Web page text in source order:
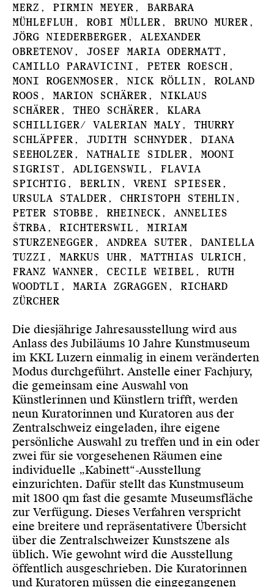
MERZ, PIRMIN MEYER, BARBARA
MÜHLEFLUH, ROBI MÜLLER, BRUNO MURER,
JÖRG NIEDERBERGER, ALEXANDER
OBRETENOV, JOSEF MARIA ODERMATT,
CAMILLO PARAVICINI, PETER ROESCH,
MONI ROGENMOSER, NICK RÖLLIN, ROLAND
ROOS, MARION SCHÄRER, NIKLAUS
SCHÄRER, THEO SCHÄRER, KLARA
SCHILLIGER/ VALERIAN MALY, THURRY
SCHLÄPFER, JUDITH SCHNYDER, DIANA
SEEHOLZER, NATHALIE SIDLER, MOONI
SIGRIST, ADLIGENSWIL, FLAVIA
SPICHTIG, BERLIN, VRENI SPIESER,
URSULA STALDER, CHRISTOPH STEHLIN,
PETER STOBBE, RHEINECK, ANNELIES
ŠTRBA, RICHTERSWIL, MIRIAM
STURZENEGGER, ANDREA SUTER, DANIELLA
TUZZI, MARKUS UHR, MATTHIAS ULRICH,
FRANZ WANNER, CECILE WEIBEL, RUTH
WOODTLI, MARIA ZGRAGGEN, RICHARD
ZÜRCHER
Die diesjährige Jahresausstellung wird aus
Anlass des Jubiläums 10 Jahre Kunstmuseum
im KKL Luzern einmalig in einem veränderten
Modus durchgeführt. Anstelle einer Fachjury,
die gemeinsam eine Auswahl von
Künstlerinnen und Künstlern trifft, werden
neun Kuratorinnen und Kuratoren aus der
Zentralschweiz eingeladen, ihre eigene
persönliche Auswahl zu treffen und in ein oder
zwei für sie vorgesehenen Räumen eine
individuelle „Kabinett“-Ausstellung
einzurichten. Dafür stellt das Kunstmuseum
mit 1800 qm fast die gesamte Museumsfläche
zur Verfügung. Dieses Verfahren verspricht
eine breitere und repräsentativere Übersicht
über die Zentralschweizer Kunstszene als
üblich. Wie gewohnt wird die Ausstellung
öffentlich ausgeschrieben. Die Kuratorinnen
und Kuratoren müssen die eingegangenen